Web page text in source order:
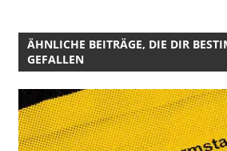
ÄHNLICHE BEITRÄGE, DIE DIR
GEFALLEN